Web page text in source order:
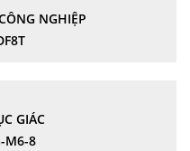
NGHIỆP
GIÁC
M6-8